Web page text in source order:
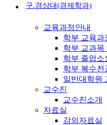
구.경상대(경제학과)
교육과정안내
학부 교육과
학부 교과목
학부 졸업소
학부 복수전
일반대학원
교수진
교수진소개
자료실
강의자료실